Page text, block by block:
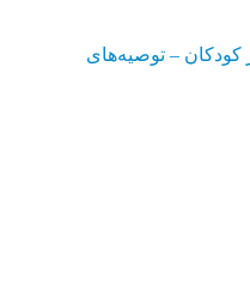
– توصیه‌های